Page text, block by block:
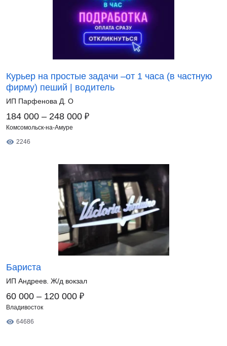
Курьер на простые задачи –от 1 часа (в частную
фирму) пеший | водитель
ИП Парфенова Д. О
184 000 – 248 000 ₽
Комсомольск-на-Амуре
2246
Бариста
ИП Андреев. Ж/д вокзал
60 000 – 120 000 ₽
Владивосток
64686